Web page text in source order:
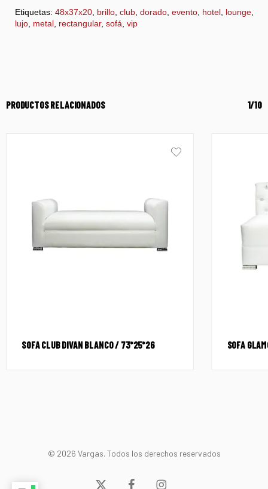
Etiquetas: 48x37x20 brillo club dorado evento hotel lounge
lujo metal rectangular, sofá vip
PRODUCTOS RELACIONADOS 1/10
SOFA CLUB DIVAN BLANCO / 73*25*26 SOFA
© 2026 Vargas. Todos los derechos reservados
x- facebookinstagram